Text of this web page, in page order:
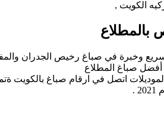
الكويت ,
بالمطلاع
وخبرة في صباغ رخيص الجدران
صباغ المطلاع
اتصل في ارقام صباغ بالكويت
.